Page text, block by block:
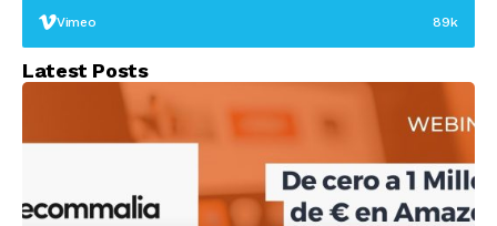
Vimeo 89k
Latest Posts